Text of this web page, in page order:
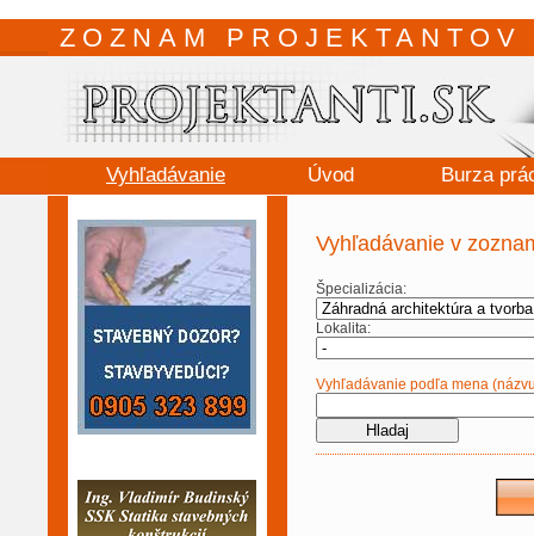
ZOZNAM
Vyhľadávanie Úvod Burza
Vyhľadávanie v
Špecializácia:
Lokalita:
Vyhľadávanie podľa mena